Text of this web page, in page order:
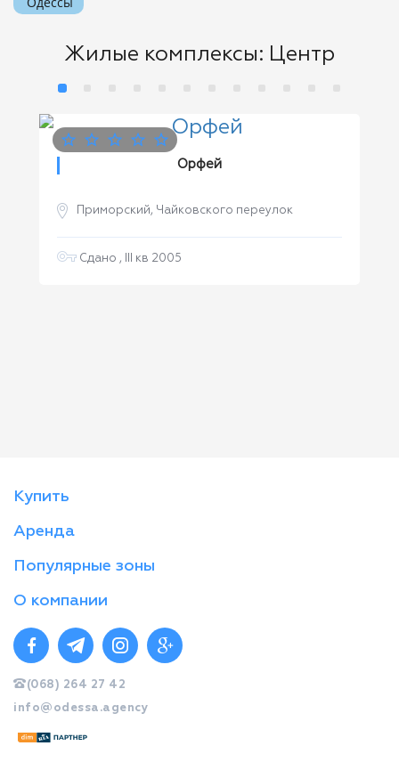
Жилые комплексы: Центр
Орфей
Приморский, Чайковского переулок
Сдано , III кв 2005
Купить
Аренда
Популярные зоны
О компании
(068) 264 27 42
info@odessa.agency